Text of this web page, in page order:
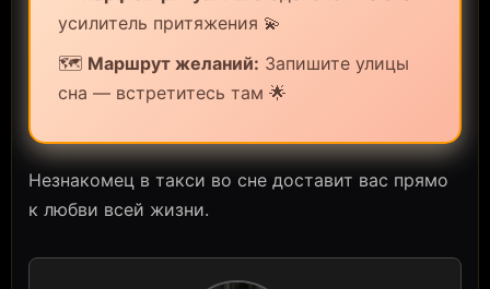
усилитель притяжения 💫
🗺️ Маршрут желаний: Запишите улицы
сна — встретитесь там 🌟
Незнакомец в такси во сне доставит вас прямо
к любви всей жизни.